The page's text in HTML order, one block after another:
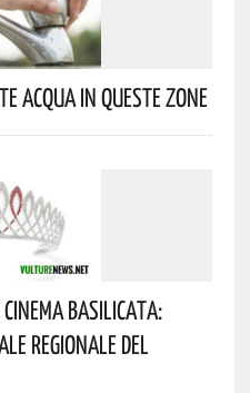
Acqua In Queste Zone
Basilicata:
Regionale Del